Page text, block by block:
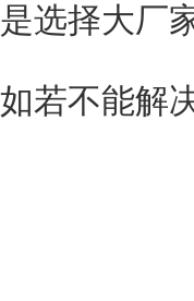
是选择大厂
如若不能解